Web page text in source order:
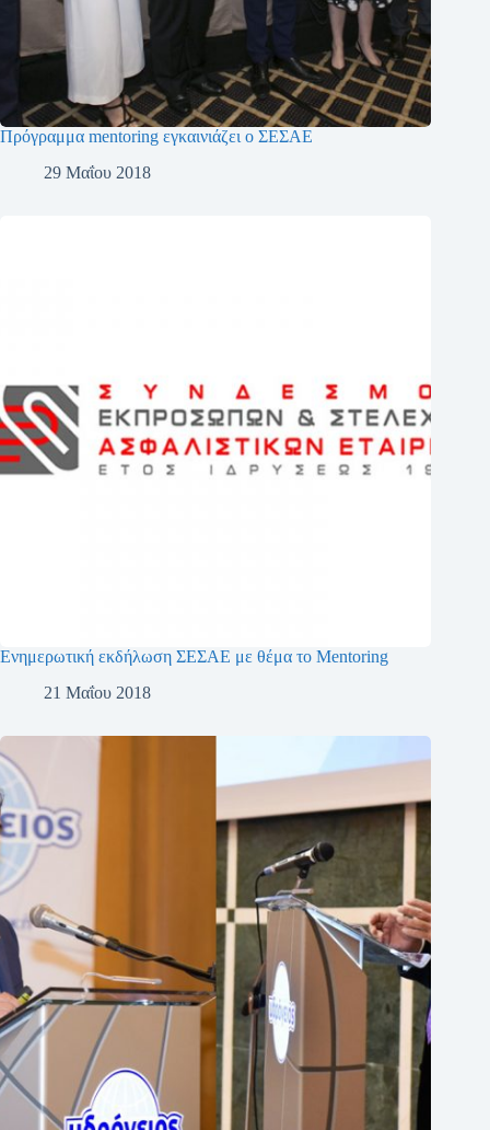
Πρόγραμμα mentoring εγκαινιάζει ο ΣΕΣΑΕ
29 Μαΐου 2018
Ενημερωτική εκδήλωση ΣΕΣΑΕ με θέμα το Mentoring
21 Μαΐου 2018